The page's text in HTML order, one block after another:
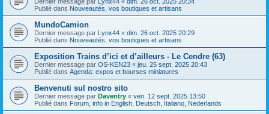
Publié dans Nouveautés, vos boutiques et artisans
MundoCamion
Dernier message par Lynx44 « dim. 26 oct. 2025 20:29
Publié dans Nouveautés, vos boutiques et artisans
Exposition Trains d’ici et d’ailleurs - Le Cendre (63)
Dernier message par OS-KEN23 « jeu. 25 sept. 2025 20:43
Publié dans Agenda: expos et bourses miniatures
Benvenuti sul nostro sito
Dernier message par Daventry « ven. 12 sept. 2025 13:50
Publié dans Forum, info in English, Deutsch, Italiano, Nederlands